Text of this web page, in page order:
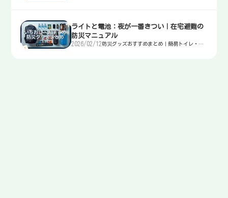
ライトと電池：夜が一番きつい｜在宅避難の
防災マニュアル
2026/02/12 防災グッズおすすめまとめ｜簡易トイレ・